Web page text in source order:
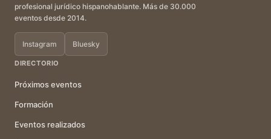
profesional jurídico hispanohablante. Más de 30.000
eventos desde 2014.
Instagram Bluesky
DIRECTORIO
Próximos eventos
Formación
Eventos realizados